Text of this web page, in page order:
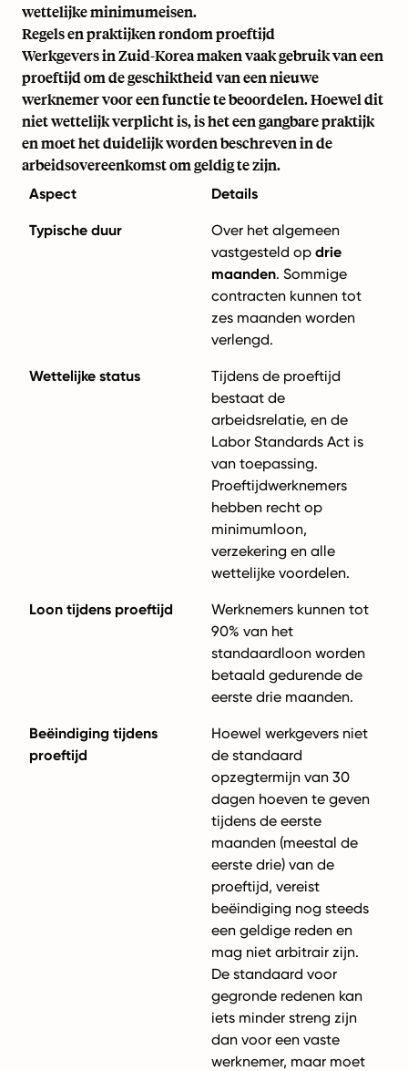
wettelijke minimumeisen.
Regels en praktijken rondom proeftijd
Werkgevers in Zuid-Korea maken vaak gebruik van een
proeftijd om de geschiktheid van een nieuwe
werknemer voor een functie te beoordelen. Hoewel dit
niet wettelijk verplicht is, is het een gangbare praktijk
en moet het duidelijk worden beschreven in de
arbeidsovereenkomst om geldig te zijn.
Aspect Details
Typische duur
Over het algemeen
vastgesteld op drie
maanden. Sommige
contracten kunnen tot
zes maanden worden
verlengd.
Wettelijke status
Tijdens de proeftijd
bestaat de
arbeidsrelatie, en de
Labor Standards Act is
van toepassing.
Proeftijdwerknemers
hebben recht op
minimumloon,
verzekering en alle
wettelijke voordelen.
Loon tijdens proeftijd
Werknemers kunnen tot
90% van het
standaardloon worden
betaald gedurende de
eerste drie maanden.
Beëindiging tijdens
proeftijd
Hoewel werkgevers niet
de standaard
opzegtermijn van 30
dagen hoeven te geven
tijdens de eerste
maanden (meestal de
eerste drie) van de
proeftijd, vereist
beëindiging nog steeds
een geldige reden en
mag niet arbitrair zijn.
De standaard voor
gegronde redenen kan
iets minder streng zijn
dan voor een vaste
werknemer, maar moet